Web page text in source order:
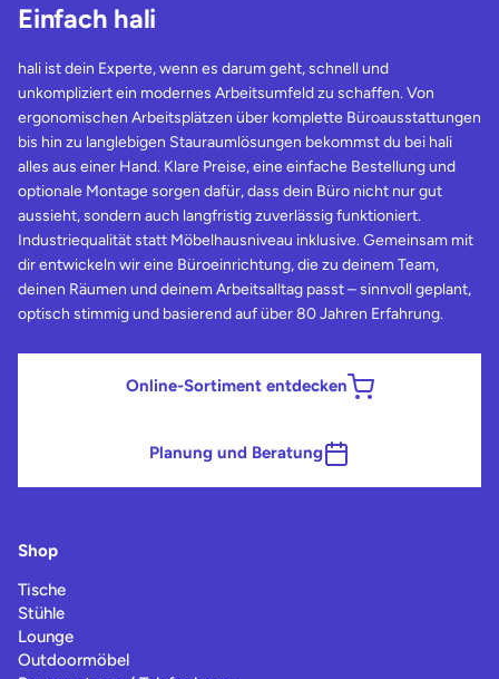
Einfach hali
hali ist dein Experte, wenn es darum geht, schnell und
unkompliziert ein modernes Arbeitsumfeld zu schaffen. Von
ergonomischen Arbeitsplätzen über komplette Büroausstattungen
bis hin zu langlebigen Stauraumlösungen bekommst du bei hali
alles aus einer Hand. Klare Preise, eine einfache Bestellung und
optionale Montage sorgen dafür, dass dein Büro nicht nur gut
aussieht, sondern auch langfristig zuverlässig funktioniert.
Industriequalität statt Möbelhausniveau inklusive. Gemeinsam mit
dir entwickeln wir eine Büroeinrichtung, die zu deinem Team,
deinen Räumen und deinem Arbeitsalltag passt – sinnvoll geplant,
optisch stimmig und basierend auf über 80 Jahren Erfahrung.
Online-Sortiment entdecken
Planung und Beratung
Shop
Tische
Stühle
Lounge
Outdoormöbel